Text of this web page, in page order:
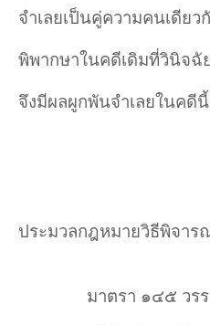
จำเลยเป็นคู่ความคนเดียว
พิพากษาในคดีเดิมที่วินิจฉั
จึงมีผลผูกพันจำเลยในคดี
ประมวลกฎหมายวิธีพิจาร
มาตรา ๑๔๕ วร